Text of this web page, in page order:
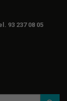
93 237 08 05